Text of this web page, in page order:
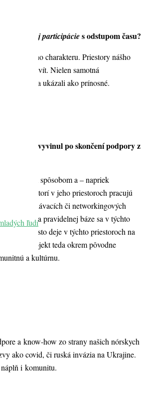
ľudí
občianskej participácies odstupom času?
zásadného charakteru. Priestory nášho
našich aktivít. Nielen samotná
projekte sa ukázali ako prínosné.
vyvinul po skončení podpory z
vlastným spôsobom a – napriek
ktorí v jeho priestoroch pracujú
vzdelávacích či networkingových
– na pravidelnej báze sa v týchto
sa takisto deje v týchto priestoroch na
Tento projekt teda okrem pôvodne
a kultúrnu.
a know-how zo strany našich nórskych
ako covid, či ruská invázia na Ukrajine.
i komunitu.